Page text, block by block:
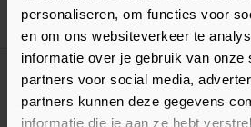
personaliseren, om functies voor
en om ons websiteverkeer te
informatie over je gebruik van onze
partners voor social media,
partners kunnen deze gegevens
informatie die je aan ze hebt
Goed voorbereid aan de slag
Algemeen
Hoeveel metselstenen per m²
Bekijk hier ons overzicht van het